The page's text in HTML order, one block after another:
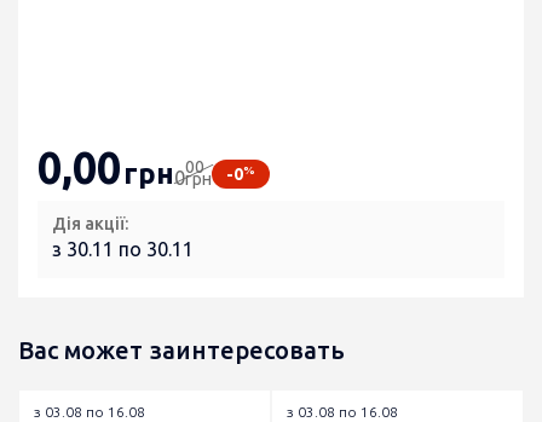
0,00грн000
грн -0%
Дія акції:
з 30.11 по 30.11
Вас может заинтересовать
з 03.08 по 16.08 з 03.08 по 16.08